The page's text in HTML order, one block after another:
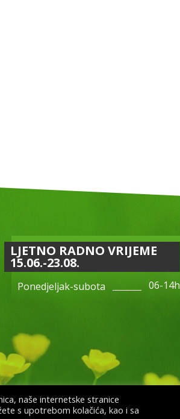
LJETNO RADNO VRIJEME
15.06.-23.08.
Ponedjeljak-subota 06-14h
naše internetske stranice
s upotrebom kolačića, kao i sa